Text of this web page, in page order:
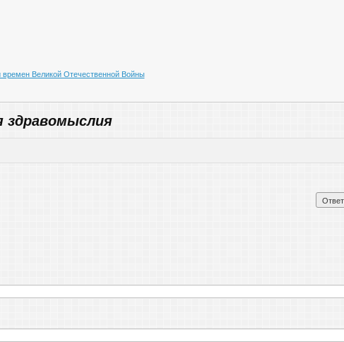
Великой Отечественной Войны
здравомыслия